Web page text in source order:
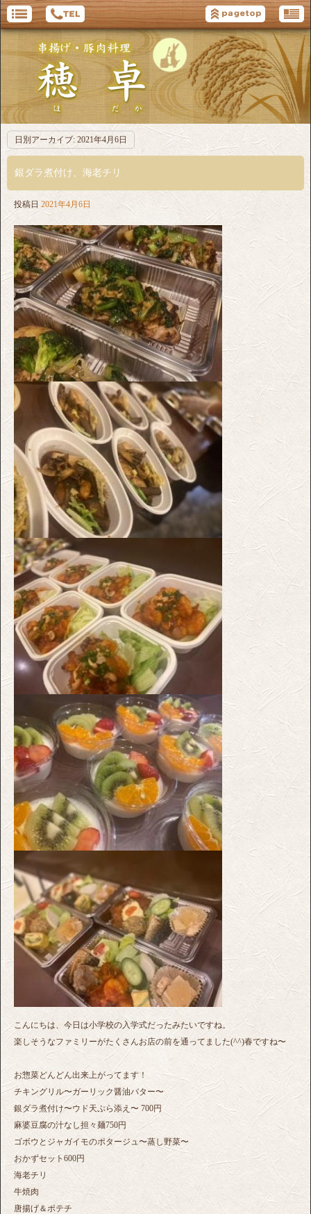
日別アーカイブ: 2021年4月6日
銀ダラ煮付け、海老チリ
投稿日 2021年4月6日
こんにちは、今日は小学校の入学式だったみたいですね。
楽しそうなファミリーがたくさんお店の前を通ってました(^^)春ですね〜
お惣菜どんどん出来上がってます！
チキングリル〜ガーリック醤油バター〜
銀ダラ煮付け〜ウド天ぷら添え〜 700円
麻婆豆腐の汁なし担々麺750円
ゴボウとジャガイモのポタージュ〜蒸し野菜〜
おかずセット600円
海老チリ
牛焼肉
唐揚げ＆ポテチ